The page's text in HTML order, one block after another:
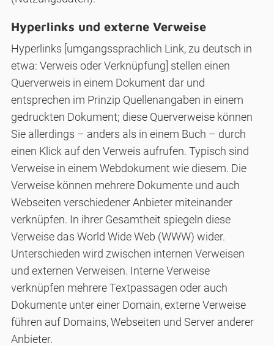
Hyperlinks und externe Verweise
Hyperlinks [umgangssprachlich Link, zu deutsch in
etwa: Verweis oder Verknüpfung] stellen einen
Querverweis in einem Dokument dar und
entsprechen im Prinzip Quellenangaben in einem
gedruckten Dokument; diese Querverweise können
Sie allerdings – anders als in einem Buch – durch
einen Klick auf den Verweis aufrufen. Typisch sind
Verweise in einem Webdokument wie diesem. Die
Verweise können mehrere Dokumente und auch
Webseiten verschiedener Anbieter miteinander
verknüpfen. In ihrer Gesamtheit spiegeln diese
Verweise das World Wide Web (WWW) wider.
Unterschieden wird zwischen internen Verweisen
und externen Verweisen. Interne Verweise
verknüpfen mehrere Textpassagen oder auch
Dokumente unter einer Domain, externe Verweise
führen auf Domains, Webseiten und Server anderer
Anbieter.